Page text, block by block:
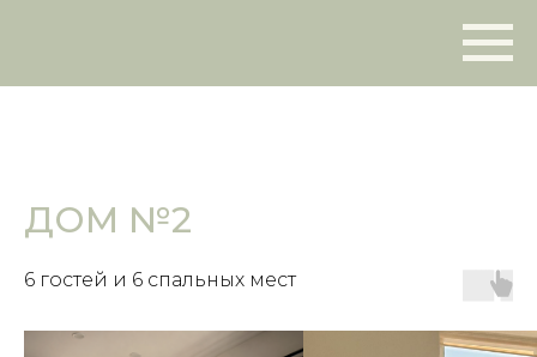
ДОМ №2
6 гостей и 6 спальных мест